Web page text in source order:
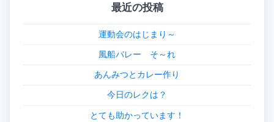
最近の投稿
運動会のはじまり～
風船バレー そ～れ
あんみつとカレー作り
今日のレクは？
とても助かっています！